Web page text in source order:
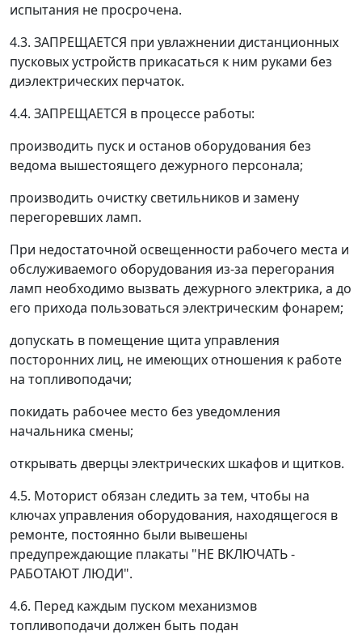
испытания не просрочена.
4.3. ЗАПРЕЩАЕТСЯ при увлажнении дистанционных
пусковых устройств прикасаться к ним руками без
диэлектрических перчаток.
4.4. ЗАПРЕЩАЕТСЯ в процессе работы:
производить пуск и останов оборудования без
ведома вышестоящего дежурного персонала;
производить очистку светильников и замену
перегоревших ламп.
При недостаточной освещенности рабочего места и
обслуживаемого оборудования из-за перегорания
ламп необходимо вызвать дежурного электрика, а до
его прихода пользоваться электрическим фонарем;
допускать в помещение щита управления
посторонних лиц, не имеющих отношения к работе
на топливоподачи;
покидать рабочее место без уведомления
начальника смены;
открывать дверцы электрических шкафов и щитков.
4.5. Моторист обязан следить за тем, чтобы на
ключах управления оборудования, находящегося в
ремонте, постоянно были вывешены
предупреждающие плакаты "НЕ ВКЛЮЧАТЬ -
РАБОТАЮТ ЛЮДИ".
4.6. Перед каждым пуском механизмов
топливоподачи должен быть подан